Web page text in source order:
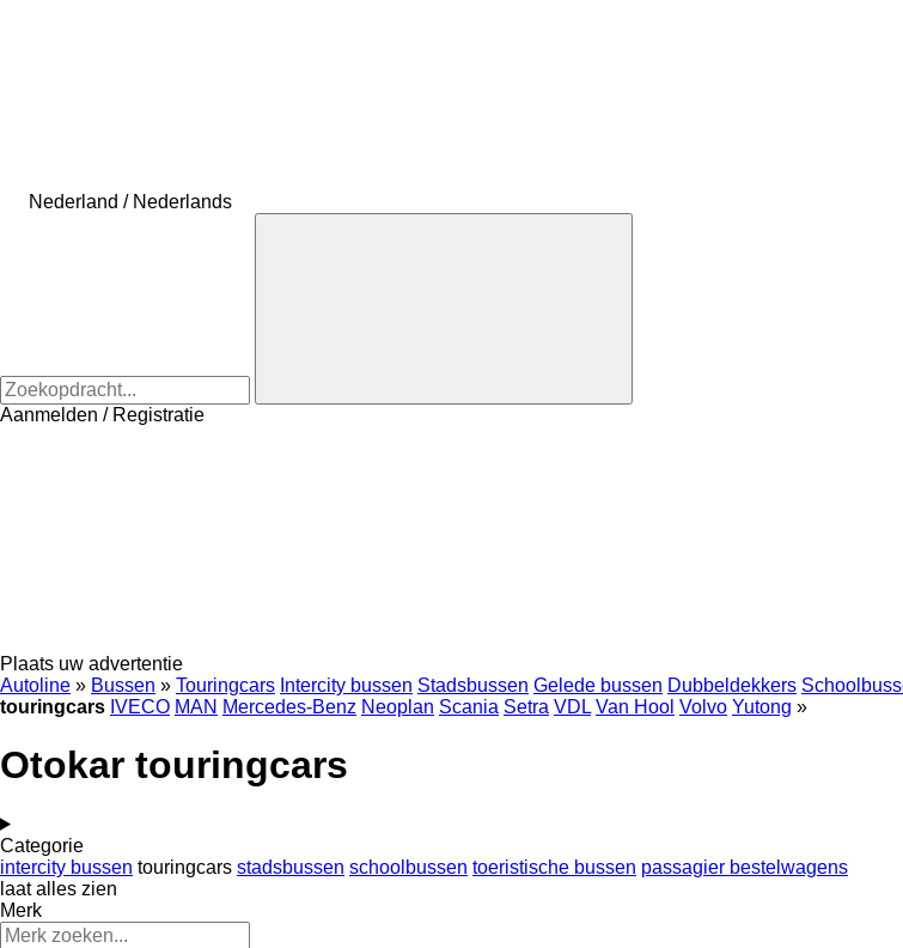
Nederland / Nederlands
Aanmelden / Registratie
Plaats uw advertentie
Autoline » Bussen » Touringcars Intercity bussen Stadsbussen Gelede bussen Dubbeldekkers
touringcars IVECO MAN Mercedes-Benz Neoplan Scania Setra VDL Van Hool Volvo Yutong »
Otokar touringcars
Categorie
intercity bussen touringcars stadsbussen schoolbussen toeristische bussen passagier bestelwagens
laat alles zien
Merk